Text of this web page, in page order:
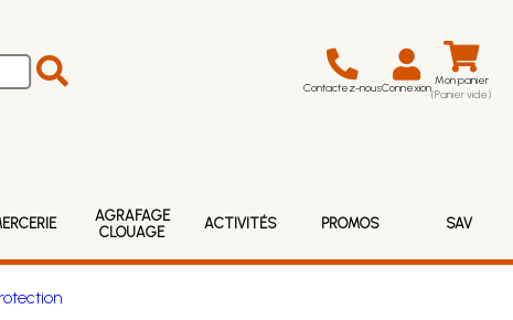
Contactez-nousConnexion Mon panier
(Panier vide)
AGRAFAGE
CLOUAGE
ACTIVITÉS PROMOS SAV